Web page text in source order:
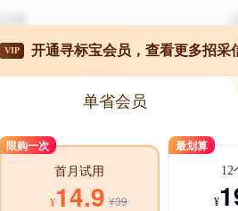
VIP 开通寻标宝会员，查看更多招采
单省会员
限购一次
首月试用
¥14.9 ¥39
最划算
12
¥